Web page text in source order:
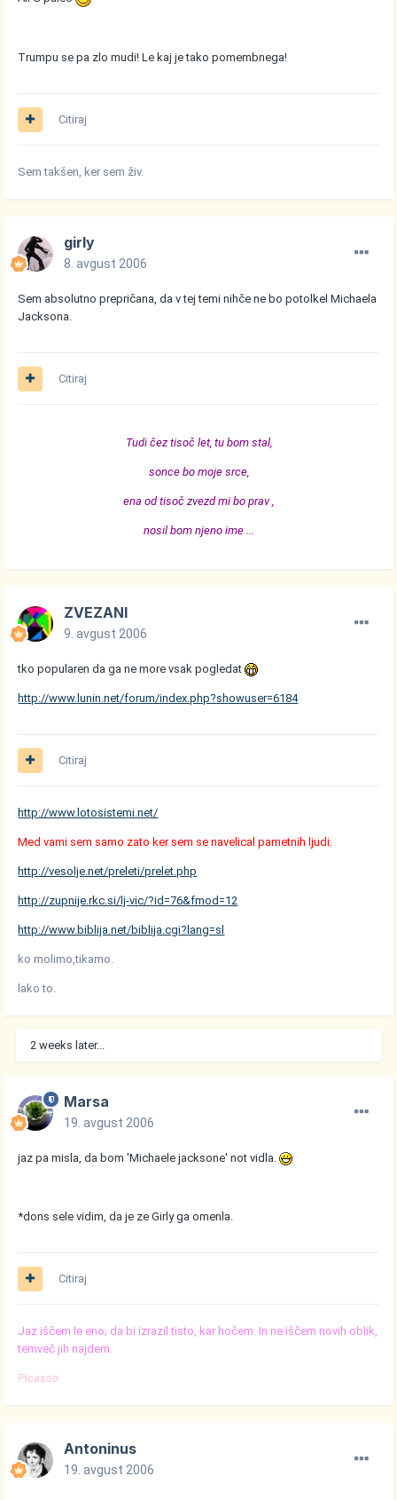
Trumpu se pa zlo mudi! Le kaj je tako pomembnega!
Citiraj
Sem takšen, ker sem živ.
girly
8. avgust 2006
Sem absolutno prepričana, da v tej temi nihče ne bo potolkel Michaela
Jacksona.
Citiraj
Tudi čez tisoč let, tu bom stal,
sonce bo moje srce,
ena od tisoč zvezd mi bo prav ,
nosil bom njeno ime ...
ZVEZANI
9. avgust 2006
tko popularen da ga ne more vsak pogledat
http://www.lunin.net/forum/index.php?showuser=6184
Citiraj
http://www.lotosistemi.net/
Med vami sem samo zato ker sem se navelical pametnih ljudi.
http://vesolje.net/preleti/prelet.php
http://zupnije.rkc.si/lj-vic/?id=76&fmod=12
http://www.biblija.net/biblija.cgi?lang=sl
ko molimo,tikamo.
lako to.
2 weeks later...
Marsa
19. avgust 2006
jaz pa misla, da bom 'Michaele jacksone' not vidla.
*dons sele vidim, da je ze Girly ga omenla.
Citiraj
Jaz iščem le eno; da bi izrazil tisto, kar hočem. In ne iščem novih oblik,
temveč jih najdem.
Picasso
Antoninus
19. avgust 2006